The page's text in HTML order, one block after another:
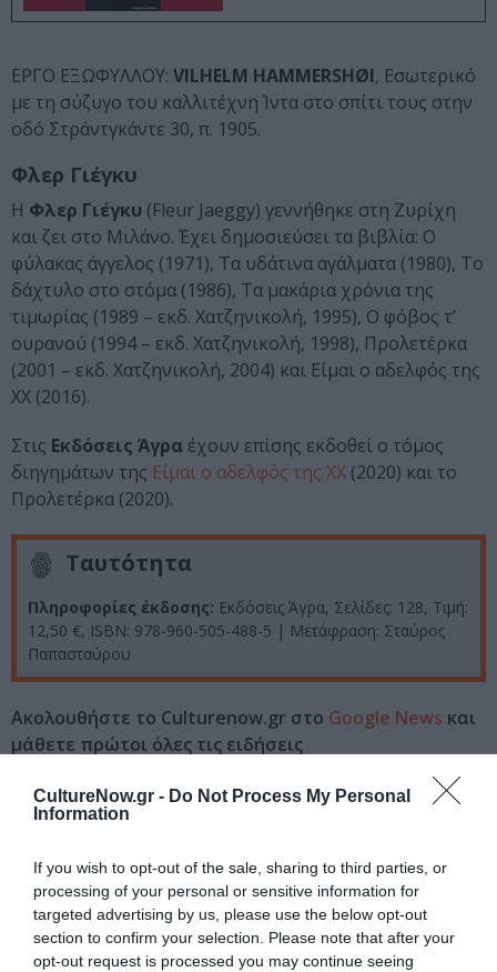
CultureNow.gr - Do Not Process My Personal
Information
If you wish to opt-out of the sale, sharing to third parties, or
processing of your personal or sensitive information for
targeted advertising by us, please use the below opt-out
section to confirm your selection. Please note that after your
opt-out request is processed you may continue seeing
ΕΡΓΟ ΕΞΩΦΥΛΛΟΥ: VILHELM HAMMERSHØI, Εσωτερικό
με τη σύζυγο του καλλιτέχνη Ίντα στο σπίτι τους στην
οδό Στράντγκάντε 30, π. 1905.
Φλερ Γιέγκυ
Η Φλερ Γιέγκυ (Fleur Jaeggy) γεννήθηκε στη Ζυρίχη
και ζει στο Μιλάνο. Έχει δημοσιεύσει τα βιβλία: Ο
φύλακας άγγελος (1971), Τα υδάτινα αγάλματα (1980), Το
δάχτυλο στο στόμα (1986), Τα μακάρια χρόνια της
τιμωρίας (1989 – εκδ. Χατζηνικολή, 1995), Ο φόβος τ’
ουρανού (1994 – εκδ. Χατζηνικολή, 1998), Προλετέρκα
(2001 – εκδ. Χατζηνικολή, 2004) και Είμαι ο αδελφός της
ΧΧ (2016).
Στις Εκδόσεις Άγρα έχουν επίσης εκδοθεί ο τόμος
διηγημάτων της Είμαι ο αδελφός της ΧΧ (2020) και το
Προλετέρκα (2020).
Ταυτότητα
Πληροφορίες έκδοσης: Εκδόσεις Άγρα, Σελίδες: 128, Τιμή:
12,50 €, ISBN: 978-960-505-488-5 | Μετάφραση: Σταύρος
Παπασταύρου
Ακολουθήστε το Culturenow.gr στο Google News και
μάθετε πρώτοι όλες τις ειδήσεις
Δείτε όλα τατελευταία νέαγια την Τέχνη και τον
Πολιτισμό στο
Νέοι Διαγωνισμοί❯
Tags